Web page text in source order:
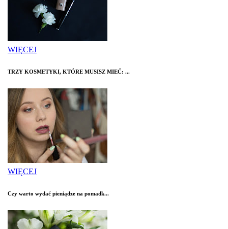
WIĘCEJ
TRZY KOSMETYKI, KTÓRE MUSISZ MIEĆ: ...
WIĘCEJ
Czy warto wydać pieniądze na pomadk...